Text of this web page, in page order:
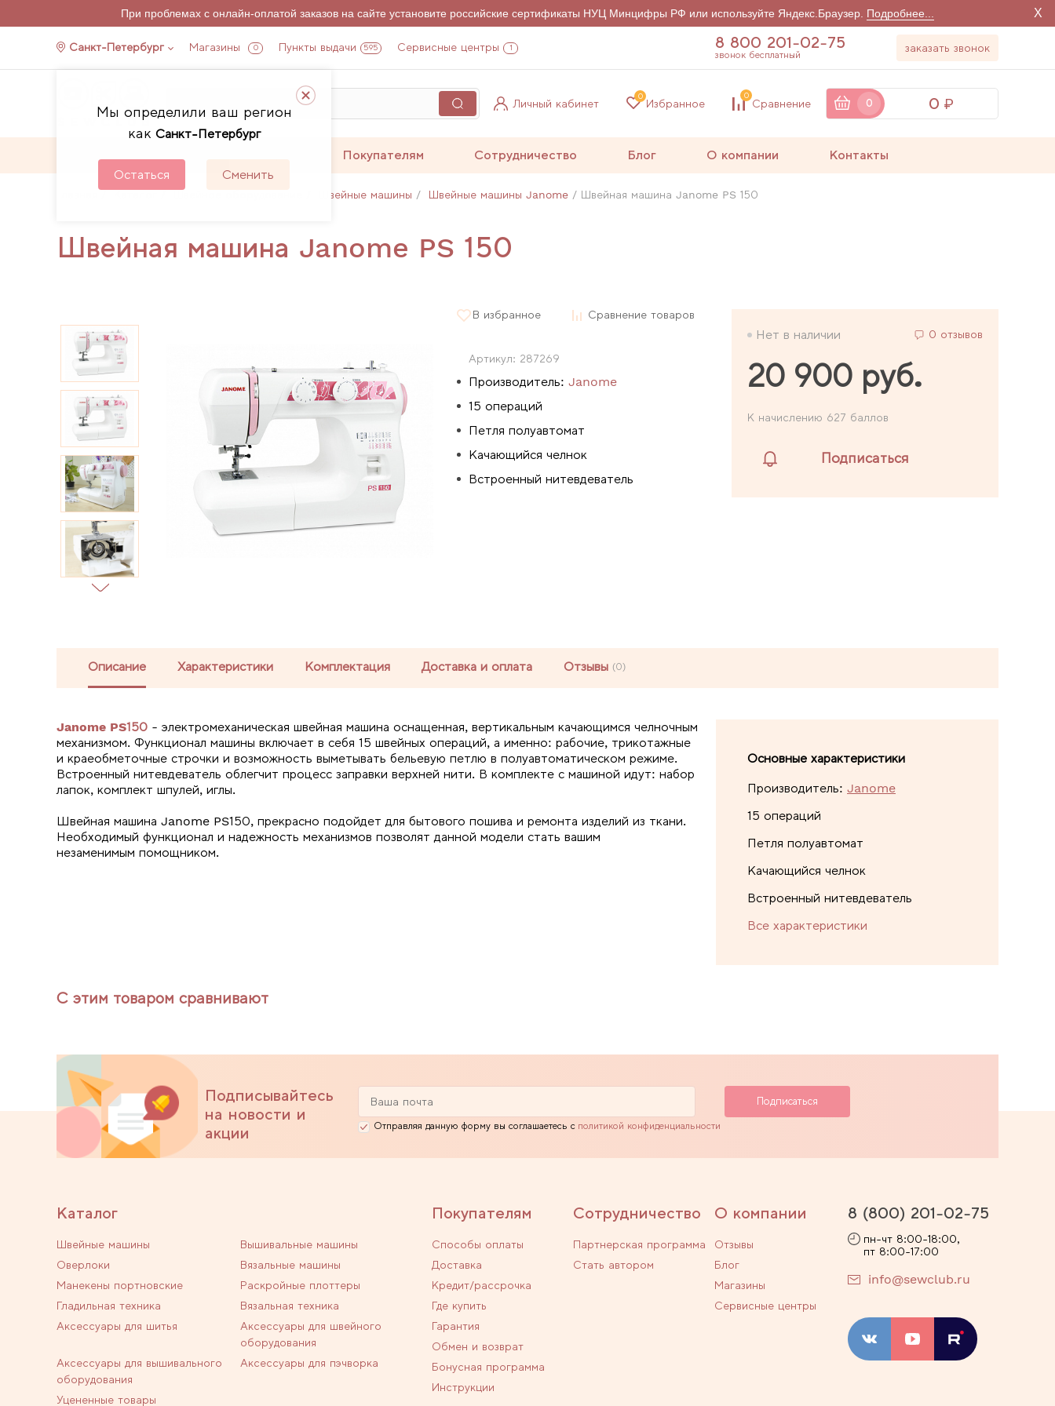
При проблемах с онлайн-оплатой заказов на сайте установите российские сертификаты НУЦ Минцифры РФ или используйте Яндекс.Браузер. Подробнее... X
Санкт-Петербург Магазины 0 Пункты выдачи 595 Сервисные центры 1
Мы определили ваш регион
как Санкт-Петербург
Остаться Сменить
8 800 201-02-75
звонок бесплатный
заказать звонок
Личный кабинет Избранное
0
Сравнение
0
0 0
Покупателям Сотрудничество Блог О компании Контакты
Каталог Швейное оборудование Швейные машины Швейные машины Janome Швейная машина Janome PS 150
Швейная машина Janome PS 150
В избранное Сравнение товаров
Артикул: 287269
Производитель: Janome
15 операций
Петля полуавтомат
Качающийся челнок
Встроенный нитевдеватель
Нет в наличии 0 отзывов
20 900 руб.
К начислению 627 баллов
Подписаться
Описание Характеристики Комплектация Доставка и оплата Отзывы (0)
Janome PS150 - электромеханическая швейная машина оснащенная, вертикальным качающимся челночным
механизмом. Функционал машины включает в себя 15 швейных операций, а именно: рабочие, трикотажные
и краеобметочные строчки и возможность выметывать бельевую петлю в полуавтоматическом режиме.
Встроенный нитевдеватель облегчит процесс заправки верхней нити. В комплекте с машиной идут: набор
лапок, комплект шпулей, иглы.
Швейная машина Janome PS150, прекрасно подойдет для бытового пошива и ремонта изделий из ткани.
Необходимый функционал и надежность механизмов позволят данной модели стать вашим
незаменимым помощником.
Основные характеристики
Производитель: Janome
15 операций
Петля полуавтомат
Качающийся челнок
Встроенный нитевдеватель
Все характеристики
С этим товаром сравнивают
Подписывайтесь
на новости и
акции
Отправляя данную форму вы соглашаетесь с политикой конфиденциальности
Каталог
Швейные машины
Вышивальные машины
Оверлоки
Вязальные машины
Манекены портновские
Раскройные плоттеры
Гладильная техника
Вязальная техника
Аксессуары для шитья
Аксессуары для швейного
оборудования
Аксессуары для вышивального
оборудования
Аксессуары для пэчворка
Уцененные товары
Покупателям
Способы оплаты
Доставка
Кредит/рассрочка
Где купить
Гарантия
Обмен и возврат
Бонусная программа
Инструкции
Сотрудничество
Партнерская программа
Стать автором
О компании
Отзывы
Блог
Магазины
Сервисные центры
8 (800) 201-02-75
пн-чт 8:00-18:00,
пт 8:00-17:00
info@sewclub.ru